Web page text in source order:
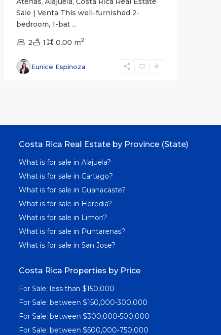
Sale | Venta This well-furnished 2-
bedroom, 1-bat ...
2 1 0.00 m2
Eunice Espinoza
Costa Rica Real Estate by Province (State)
What is for sale in Alajuela?
What is for sale in Cartago?
What is for sale in Guanacaste?
What is for sale in Heredia?
What is for sale in Limon?
What is for sale in Puntarenas?
What is for sale in San Jose?
Costa Rica Properties by Price
For Sale: less than $150,000
For Sale: between $150,000-300,000
For Sale: between $300,000-500,000
For Sale: between $500,000-750,000